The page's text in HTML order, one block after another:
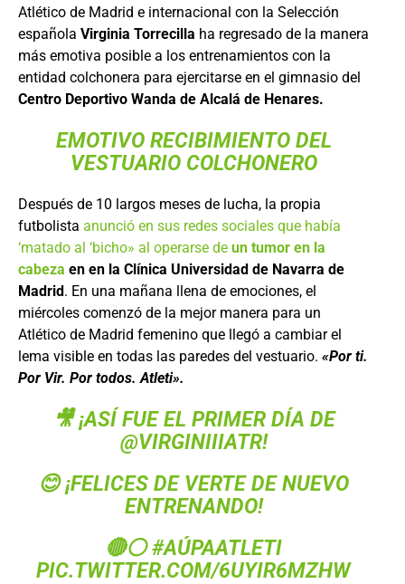
Atlético de Madrid e internacional con la Selección
española Virginia Torrecilla ha regresado de la manera
más emotiva posible a los entrenamientos con la
entidad colchonera para ejercitarse en el gimnasio del
Centro Deportivo Wanda de Alcalá de Henares.
EMOTIVO RECIBIMIENTO DEL
VESTUARIO COLCHONERO
Después de 10 largos meses de lucha, la propia
futbolista anunció en sus redes sociales que había
‘matado al ‘bicho» al operarse de un tumor en la
cabeza en en la Clínica Universidad de Navarra de
Madrid. En una mañana llena de emociones, el
miércoles comenzó de la mejor manera para un
Atlético de Madrid femenino que llegó a cambiar el
lema visible en todas las paredes del vestuario. «Por ti.
Por Vir. Por todos. Atleti».
🎥 ¡ASÍ FUE EL PRIMER DÍA DE
@VIRGINIIIATR!
😊 ¡FELICES DE VERTE DE NUEVO
ENTRENANDO!
🔴⚪️#AÚPAATLETI
PIC.TWITTER.COM/6UYIR6MZHW